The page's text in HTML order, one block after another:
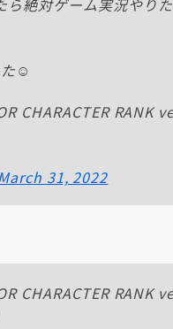
絶対ゲーム実況やり
た☺️
CHARACTER RANK
31, 2022
CHARACTER RANK